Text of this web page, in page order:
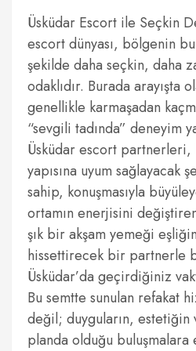
Üsküdar Escort ile Seçkin
escort dünyası, bölgenin bu
şekilde daha seçkin, daha
odaklıdır. Burada arayışta
genellikle karmaşadan
“sevgili tadında” deneyim
Üsküdar escort
yapısına uyum sağlayacak
sahip, konuşmasıyla
ortamın enerjisini
şık bir akşam yemeği
hissettirecek bir partnerle
Üsküdar’da geçirdiğiniz
Bu semtte sunulan refakat
değil; duyguların, estetiğin
planda olduğu